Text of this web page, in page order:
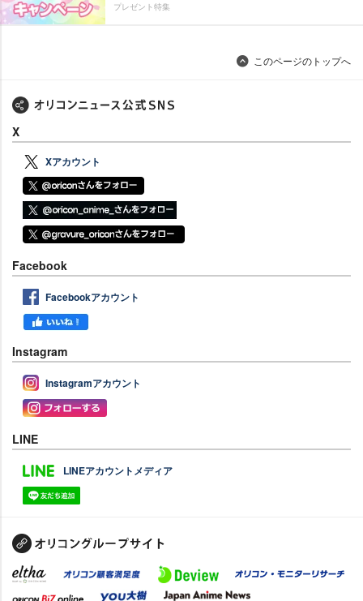
プレゼント特集
このページのトップへ
X
Xアカウント
Facebook
Facebookアカウント
Instagram
Instagramアカウント
LINE
LINEアカウントメディア